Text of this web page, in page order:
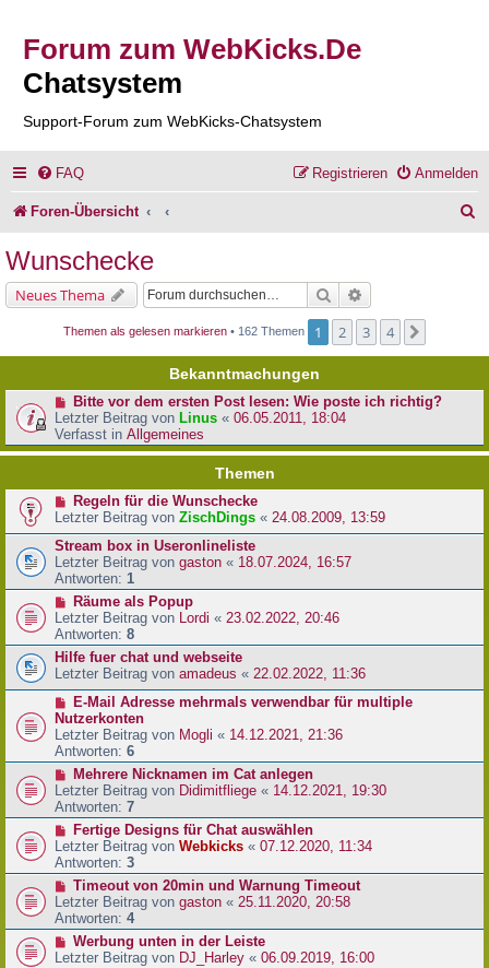
Forum zum WebKicks.De
Chatsystem
Support-Forum zum WebKicks-Chatsystem
FAQ Anmelden
Registrieren
Foren-Übersicht
Wunschecke
Neues Thema Suche
Themen als gelesen markieren • 162 Themen 1 2 3 4
Bekanntmachungen
Bitte vor dem ersten Post lesen: Wie poste ich richtig?
Letzter Beitrag von Linus « 06.05.2011, 18:04
Verfasst in Allgemeines
Themen
Regeln für die Wunschecke
Letzter Beitrag von ZischDings « 24.08.2009, 13:59
Stream box in Useronlineliste
Letzter Beitrag von gaston « 18.07.2024, 16:57
Antworten: 1
Räume als Popup
Letzter Beitrag von
Lordi « 23.02.2022, 20:46
Antworten: 8
Hilfe fuer chat und webseite
Letzter Beitrag von amadeus « 22.02.2022, 11:36
E-Mail Adresse mehrmals verwendbar für multiple
Nutzerkonten
Letzter Beitrag von Mogli « 14.12.2021, 21:36
Antworten: 6
Mehrere Nicknamen im Cat anlegen
Letzter Beitrag von Didimitfliege « 14.12.2021, 19:30
Antworten: 7
Fertige Designs für Chat auswählen
Letzter Beitrag von Webkicks « 07.12.2020, 11:34
Antworten: 3
Timeout von 20min und Warnung Timeout
Letzter Beitrag von gaston « 25.11.2020, 20:58
Antworten: 4
Werbung unten in der Leiste
Letzter Beitrag von DJ_Harley « 06.09.2019, 16:00